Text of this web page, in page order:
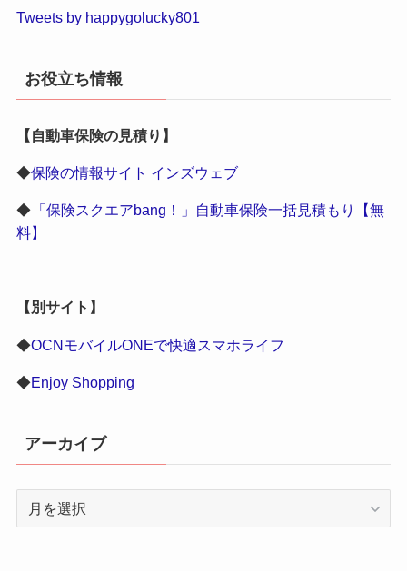
Tweets by happygolucky801
お役立ち情報
【自動車保険の見積り】
◆保険の情報サイト インズウェブ
◆ 「保険スクエアbang！」自動車保険一括見積もり【無
料】
【別サイト】
◆OCNモバイルONEで快適スマホライフ
◆Enjoy Shopping
アーカイブ